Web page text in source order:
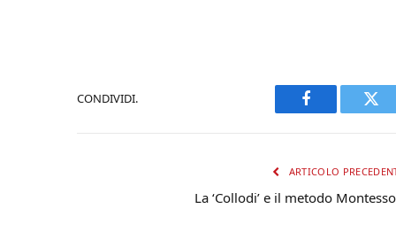
CONDIVIDI.
Facebook
ARTICOLO
La ‘Collodi’ e il metodo